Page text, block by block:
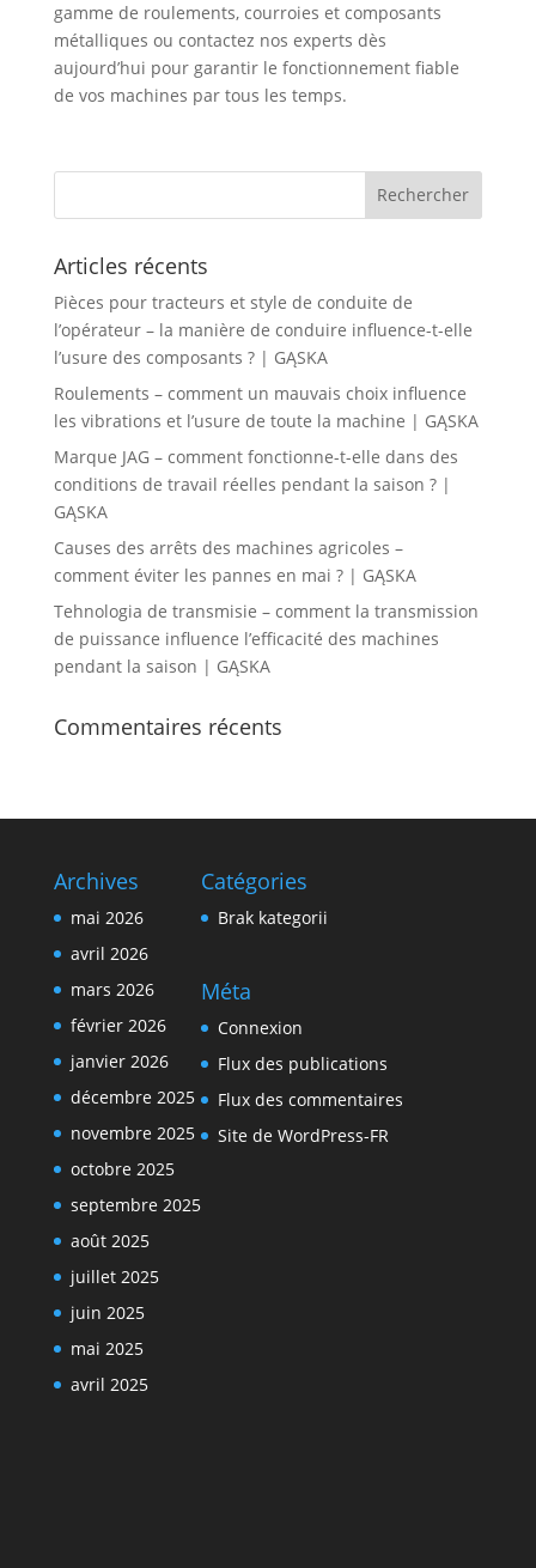
gamme de roulements, courroies et composants
métalliques ou contactez nos experts dès
aujourd’hui pour garantir le fonctionnement fiable
de vos machines par tous les temps.
Articles récents
Pièces pour tracteurs et style de conduite de
l’opérateur – la manière de conduire influence-t-elle
l’usure des composants ? | GĄSKA
Roulements – comment un mauvais choix influence
les vibrations et l’usure de toute la machine | GĄSKA
Marque JAG – comment fonctionne-t-elle dans des
conditions de travail réelles pendant la saison ? |
GĄSKA
Causes des arrêts des machines agricoles –
comment éviter les pannes en mai ? | GĄSKA
Tehnologia de transmisie – comment la transmission
de puissance influence l’efficacité des machines
pendant la saison | GĄSKA
Commentaires récents
Archives
mai 2026
avril 2026
mars 2026
février 2026
janvier 2026
décembre 2025
novembre 2025
octobre 2025
septembre 2025
août 2025
juillet 2025
juin 2025
mai 2025
avril 2025
Catégories
Brak kategorii
Méta
Connexion
Flux des publications
Flux des commentaires
Site de WordPress-FR